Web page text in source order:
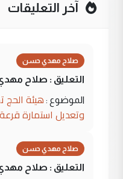
آخر التعليقات
صلاح مهدي حسن
التعليق : صلاح
الموضوع : هيئة
وتعديل استمارة
صلاح مهدي حسن
التعليق : صلاح